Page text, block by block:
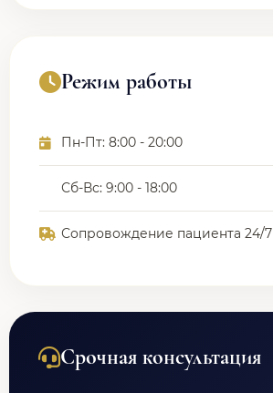
Режим работы
Пн-Пт: 8:00 - 20:00
Сб-Вс: 9:00 - 18:00
Сопровождение пациента 24/7
Срочная консультация